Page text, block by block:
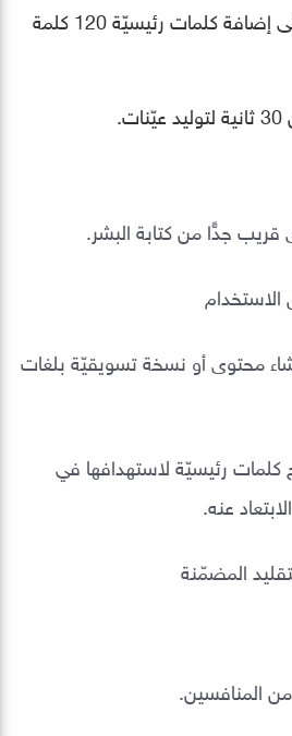
لبدء العمل نحتاج فقط إلى إضافة كلمات رئيسيّة 120 كلمة
قريب جدًّا من كتابة البشر.
محتوى أو نسخة تسويقيّة بلغات
كلمات رئيسيّة لاستهدافها في
عنه.
المضمّنة
المنافسين.